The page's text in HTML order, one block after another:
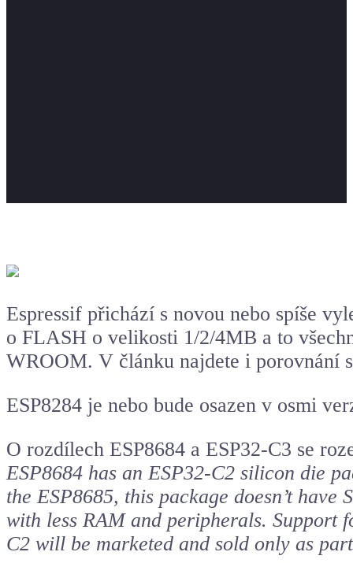
Espressif přichází s novou nebo spíše
o FLASH o velikosti 1/2/4MB a to
WROOM. V článku najdete i porovnání
ESP8284 je nebo bude osazen v osmi
O rozdílech ESP8684 a ESP32-C3 se
ESP8684 has an ESP32-C2 silicon die
the ESP8685, this package doesn’t
with less RAM and peripherals. Support
C2 will be marketed and sold only as